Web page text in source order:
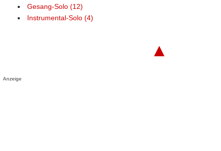
Gesang-Solo (12)
Instrumental-Solo (4)
▲
Anzeige